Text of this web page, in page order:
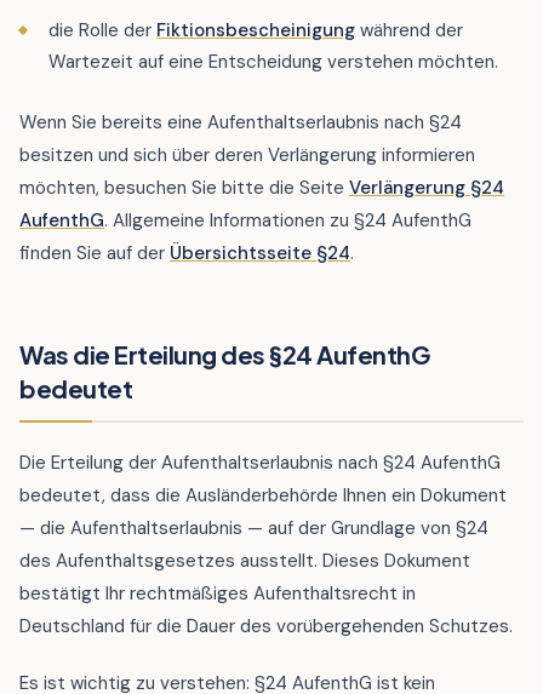
die Rolle der Fiktionsbescheinigung während der
Wartezeit auf eine Entscheidung verstehen möchten.
Wenn Sie bereits eine Aufenthaltserlaubnis nach §24
besitzen und sich über deren Verlängerung informieren
möchten, besuchen Sie bitte die Seite Verlängerung §24
AufenthG. Allgemeine Informationen zu §24 AufenthG
finden Sie auf der Übersichtsseite §24.
Was die Erteilung des §24 AufenthG
bedeutet
Die Erteilung der Aufenthaltserlaubnis nach §24 AufenthG
bedeutet, dass die Ausländerbehörde Ihnen ein Dokument
— die Aufenthaltserlaubnis — auf der Grundlage von §24
des Aufenthaltsgesetzes ausstellt. Dieses Dokument
bestätigt Ihr rechtmäßiges Aufenthaltsrecht in
Deutschland für die Dauer des vorübergehenden Schutzes.
Es ist wichtig zu verstehen: §24 AufenthG ist kein